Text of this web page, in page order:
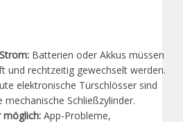
Batterien oder Akkus müssen
und rechtzeitig gewechselt werden.
elektronische Türschlösser sind
Schließzylinder.
möglich: App-Probleme,